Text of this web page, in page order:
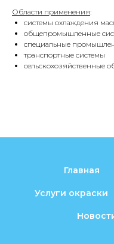
Области применения:
системы охлаждения
общепромышленные
специальные
транспортные системы
сельскохозяйственные
Главная
Услуги окраски